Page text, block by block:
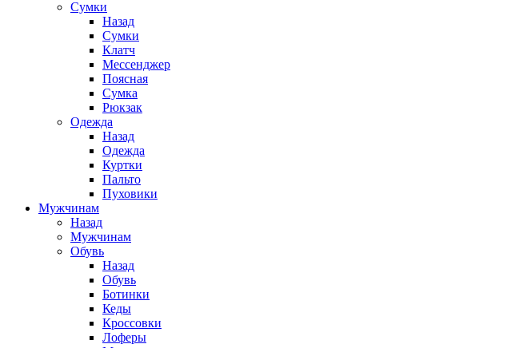
Cумки
Назад
Cумки
Клатч
Мессенджер
Поясная
Сумка
Рюкзак
Одежда
Назад
Одежда
Куртки
Пальто
Пуховики
Мужчинам
Назад
Мужчинам
Обувь
Назад
Обувь
Ботинки
Кеды
Кроссовки
Лоферы